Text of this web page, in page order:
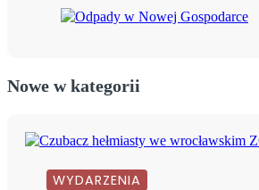
Nowe w kategorii
WYDARZENIA